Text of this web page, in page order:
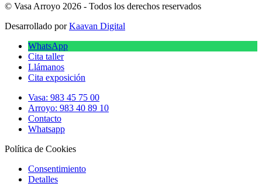
© Vasa Arroyo 2026 - Todos los derechos reservados
Desarrollado porKaavan Digital
WhatsApp
Cita taller
Llámanos
Cita exposición
Vasa: 983 45 75 00
Arroyo: 983 40 89 10
Contacto
Whatsapp
Política de Cookies
Consentimiento
Detalles